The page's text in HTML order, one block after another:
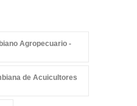
Agropecuario -
de Acuicultores